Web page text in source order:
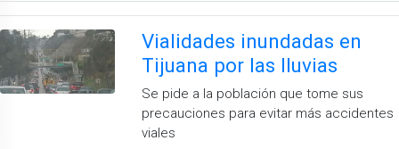
Vialidades inundadas en
Tijuana por las lluvias
Se pide a la población que tome sus
precauciones para evitar más accidentes
viales